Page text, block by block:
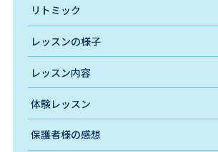
リトミック
レッスンの様子
レッスン内容
体験レッスン
保護者様の感想